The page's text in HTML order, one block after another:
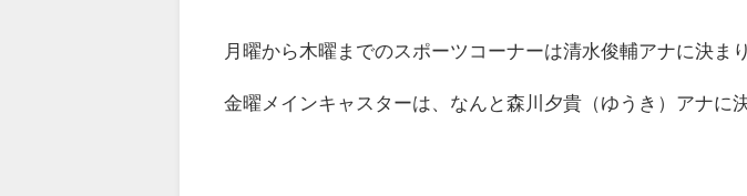
月曜から木曜までのスポーツコーナーは清水俊輔アナに決まり
金曜メインキャスターは、なんと森川夕貴（ゆうき）アナに